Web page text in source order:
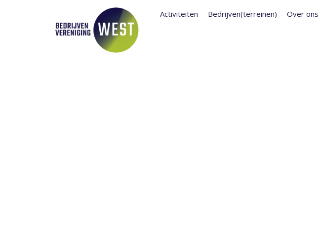
Activiteiten Bedrijven(terreinen) Over ons